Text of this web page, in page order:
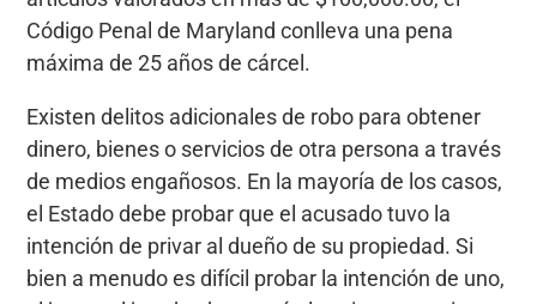
Código Penal de Maryland conlleva una pena
máxima de 25 años de cárcel.
Existen delitos adicionales de robo para obtener
dinero, bienes o servicios de otra persona a través
de medios engañosos. En la mayoría de los casos,
el Estado debe probar que el acusado tuvo la
intención de privar al dueño de su propiedad. Si
bien a menudo es difícil probar la intención de uno,